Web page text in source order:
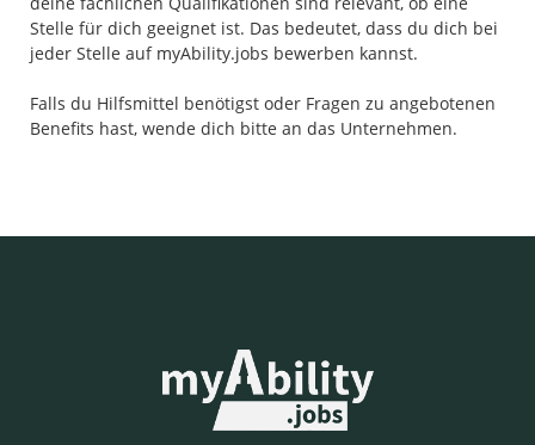
Stelle für dich geeignet ist. Das bedeutet, dass du dich bei
jeder Stelle auf myAbility.jobs bewerben kannst.
Falls du Hilfsmittel benötigst oder Fragen zu angebotenen
Benefits hast, wende dich bitte an das Unternehmen.